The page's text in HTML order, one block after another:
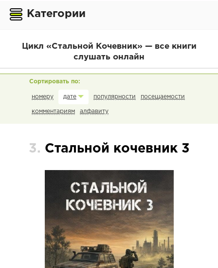
Категории
Цикл «Стальной Кочевник» — все книги
слушать онлайн
номеру дате популярности посещаемости
комментариям алфавиту
3. Стальной кочевник 3